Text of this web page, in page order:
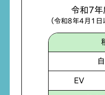
令和7年
（令和8年4月1日
EV